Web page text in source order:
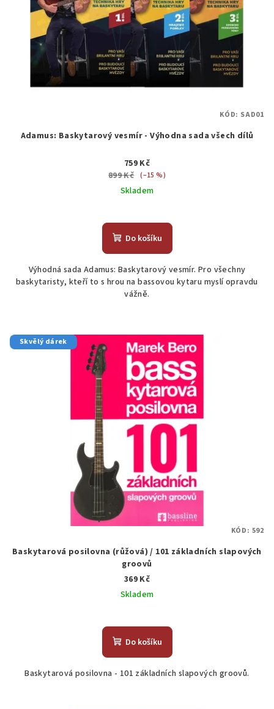
Adamus: Baskytarový vesmír - Výhodna sada všech dílů
759 Kč
899 Kč (–15 %)
Skladem
hodnocení
produktu
z
5
hvězdiček.
Do košíku
Výhodná sada Adamus: Baskytarový vesmír. Pro všechny
baskytaristy, kteří to s hrou na bassovou kytaru myslí opravdu
vážně.
KÓD: SAD01
Skvělý dárek
Baskytarová posilovna (růžová) / 101 základních slapových
groovů
369 Kč
Skladem
Do košíku
Baskytarová posilovna - 101 základních slapových groovů.
KÓD: 592